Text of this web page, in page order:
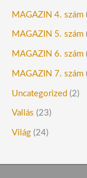
MAGAZIN 4. szám
MAGAZIN 5. szám
MAGAZIN 6. szám
MAGAZIN 7. szám
Uncategorized (2)
Vallás (23)
Világ (24)